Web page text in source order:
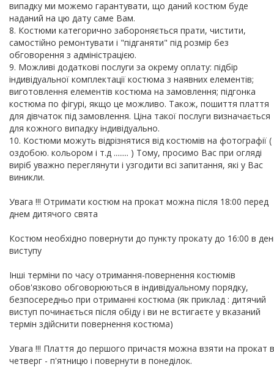
випадку ми можемо гарантувати, що даний костюм буде
наданий на цю дату саме Вам.
8. Костюми категорично забороняється прати, чистити,
самостійно ремонтувати і "підганяти" під розмір без
обговорення з адміністрацією.
9. Можливі додаткові послуги за окрему оплату: підбір
індивідуальної комплектації костюма з наявних елементів;
виготовлення елементів костюма на замовлення; підгонка
костюма по фігурі, якщо це можливо. Також, пошиття плаття
для дівчаток під замовлення. Ціна такої послуги визначається
для кожного випадку індивідуально.
10. Костюми можуть відрізнятися від костюмів на фотографії (
оздобою. кольором і т.д ........ ) Тому, просимо Вас при огляді
виріб уважно переглянути і узгодити всі запитання, які у Вас
виникли.
Увага !!! Отримати костюм на прокат можна після 18:00 перед
днем дитячого свята
Костюм необхідно повернути до пункту прокату до 16:00 в
виступу
Інші терміни по часу отримання-повернення костюмів
обов'язково обговорюються в індивідуальному порядку,
безпосередньо при отриманні костюма (як приклад : дитячий
виступ починається після обіду і ви не встигаєте у вказаний
термін здійснити повернення костюма)
Увага !!! Плаття до першого причастя можна взяти на прокат в
четверг - п'ятницю і повернути в понеділок.